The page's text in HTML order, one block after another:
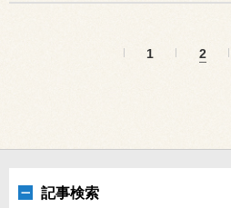
1 2
記事検索